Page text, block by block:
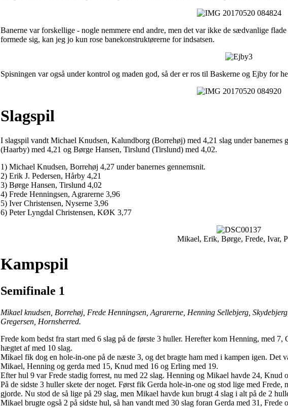
Banerne var forskellige - nogle nemmere end andre, men det var ikke de sædvanlige
formede sig, kan jeg jo kun rose banekonstruktørerne for indsatsen.
Spisningen var også under kontrol og maden god, så der er ros til Baskerne og Ejby for
Slagspil
I slagspil vandt Michael Knudsen, Kalundborg (Borrehøj) med 4,21 slag under
(Haarby) med 4,21 og Børge Hansen, Tirslund (Tirslund) med 4,02.
1) Michael Knudsen, Borrehøj 4,27 under banernes gennemsnit.
2) Erik J. Pedersen, Hårby 4,21
3) Børge Hansen, Tirslund 4,02
4) Frede Henningsen, Agrarerne 3,96
5) Iver Christensen, Nyserne 3,96
6) Peter Lyngdal Christensen, KØK 3,77
Mikael, Erik, Børge, Frede, Ivar,
Kampspil
Semifinale 1
Mikael knudsen, Borrehøj, Frede Henningsen, Agrarerne, Henning Sellebjerg,
Gregersen, Hornsherred.
Frede kom bedst fra start med 6 slag på de første 3 huller. Herefter kom Henning, med
hægtet af med 10 slag.
Mikael fik dog en hole-in-one på de næste 3, og det bragte ham med i kampen igen. Det
Mikael, Henning og gerda med 15, Knud med 16 og Erling med 19.
Efter hul 9 var Frede stadig forrest, nu med 22 slag. Henning og Mikael havde 24, Knud
På de sidste 3 huller skete der noget. Først fik Gerda hole-in-one og stod lige med
gjorde. Nu stod de så lige på 29 slag, men Mikael havde kun brugt 4 slag i alt på de 2
Mikael brugte også 2 på sidste hul, så han vandt med 30 slag foran Gerda med 31,